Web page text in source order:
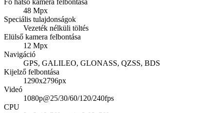
Fő hátsó kamera felbontása
48 Mpx
Speciális tulajdonságok
Vezeték nélküli töltés
Elülső kamera felbontása
12 Mpx
Navigáció
GPS, GALILEO, GLONASS, QZSS, BDS
Kijelző felbontása
1290x2796px
Videó
1080p@25/30/60/120/240fps
CPU